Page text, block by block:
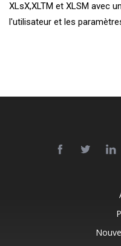
XLsX,XLTM et XLSM avec
l'utilisateur et les